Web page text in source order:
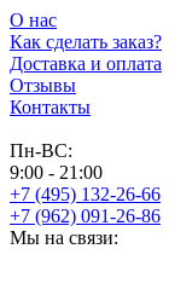
О нас
Как сделать заказ?
Доставка и оплата
Отзывы
Контакты
Пн-ВС:
9:00 - 21:00
+7 (495) 132-26-66
+7 (962) 091-26-86
Мы на связи: